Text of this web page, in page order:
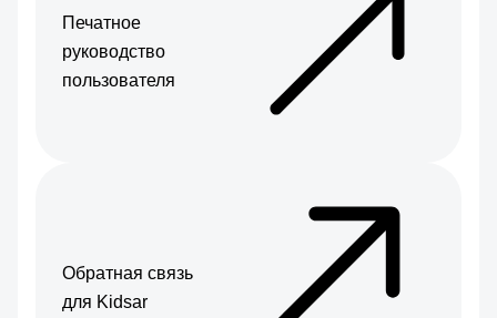
Печатное
руководство
пользователя
Обратная связь
для Kidsar